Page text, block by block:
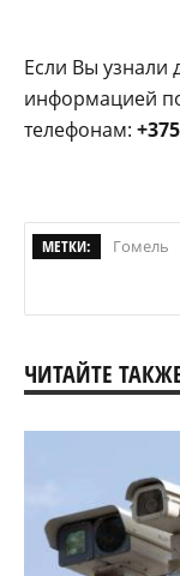
Если Вы узнали
информацией
телефонам:
МЕТКИ: Гомель
ЧИТАЙТЕ